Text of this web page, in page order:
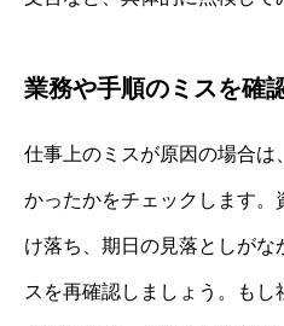
業務や手順のミスを確
仕事上のミスが原因の場合は
かったかをチェックします。
け落ち、期日の見落としが
スを再確認しましょう。も